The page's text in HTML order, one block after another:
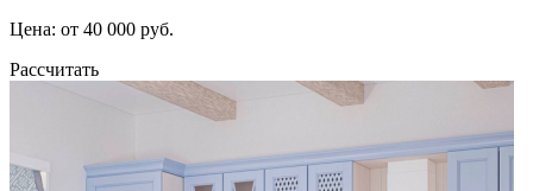
Цена: от 40 000 руб.
Рассчитать